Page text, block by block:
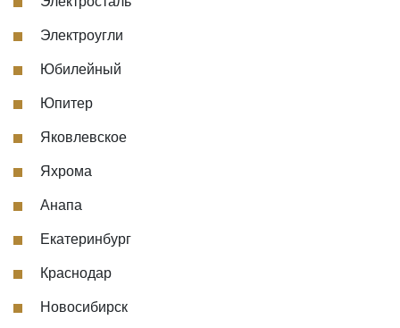
Электроугли
Юбилейный
Юпитер
Яковлевское
Яхрома
Анапа
Екатеринбург
Краснодар
Новосибирск